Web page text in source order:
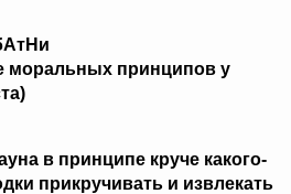
моральных принципов у
в принципе круче какого-
прикручивать и извлекать